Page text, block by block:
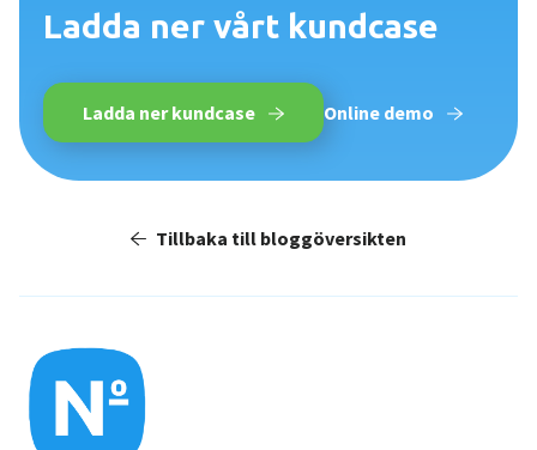
Ladda ner vårt kundcase
Ladda ner kundcase Online demo
Tillbaka till bloggöversikten